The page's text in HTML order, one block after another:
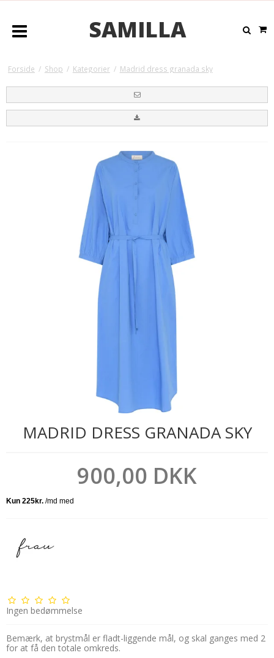
SAMILLA
Forside / Shop / Kategorier / Madrid dress granada sky
MADRID DRESS GRANADA SKY
900,00 DKK
Ingen bedømmelse
Bemærk, at brystmål er fladt-liggende mål, og skal ganges med 2
for at få den totale omkreds.